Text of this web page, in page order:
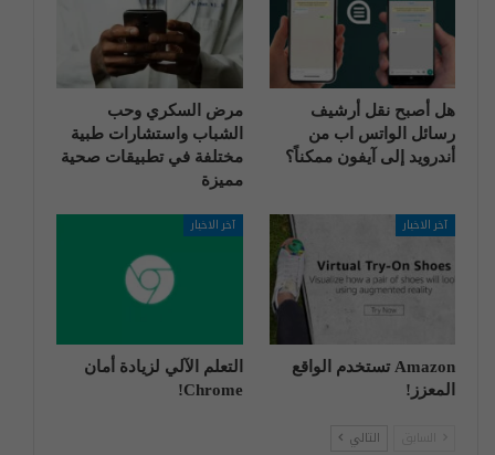
هل أصبح نقل أرشيف
رسائل الواتس اب من
أندرويد إلى آيفون ممكناً؟
مرض السكري وحب
الشباب واستشارات طبية
مختلفة في تطبيقات صحية
مميزة
آخر الاخبار
Amazon تستخدم الواقع
المعزز!
آخر الاخبار
التعلم الآلي لزيادة أمان
Chrome!
التالي